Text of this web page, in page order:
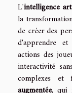
L'intelligence
la
de créer des
d'apprendre
actions des
interactivité
complexes et